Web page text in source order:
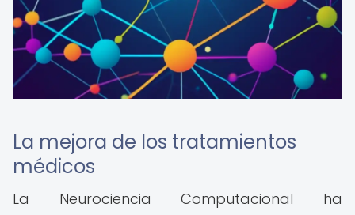
La mejora de los tratamientos
médicos
La Neurociencia Computacional ha